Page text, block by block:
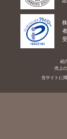
紹
売上
当サイトに